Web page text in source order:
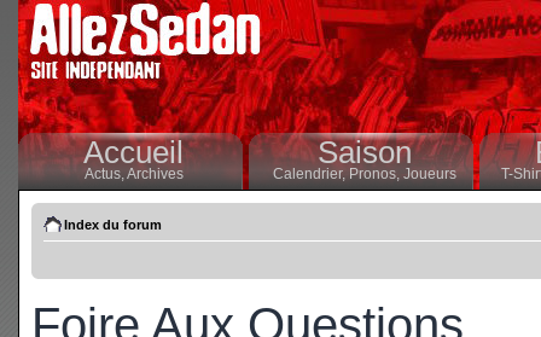
Accueil
Actus,Archives
Saison
Calendrier,Pronos, Joueurs T-
Index du forum
Foire Aux Questions